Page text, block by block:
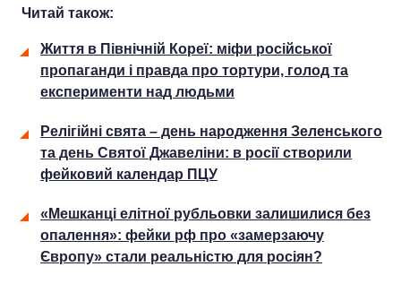
Читай також:
Життя в Північній Кореї: міфи російської
пропаганди і правда про тортури, голод та
експерименти над людьми
Релігійні свята – день народження Зеленського
та день Святої Джавеліни: в росії створили
фейковий календар ПЦУ
«Мешканці елітної рубльовки залишилися без
опалення»: фейки рф про «замерзаючу
Європу» стали реальністю для росіян?